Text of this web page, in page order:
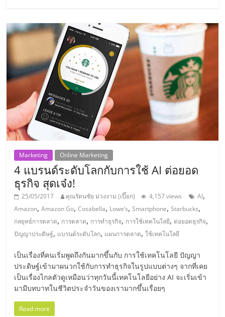
ไชส์,
ที่
ปรึกษา
แฟ
รน
ไชส์,
รวม
แฟ
รน
ไชส์
ขาย
Marketing Online Marketing
4 แบรนด์ระดับโลกกับการใช้ AI ต่อยอด
ธุรกิจ สุดเจ๋ง!
25/05/2017 คุณรัตนชัย ม่วงงาม (เปี๊ยก) 4,157 views AI,
Amazon,Amazon Go,Cosabella, Lowe’s,Smartphone,Starbucks,
กลยุทธ์การตลาด, การตลาด, การทำธุรกิจ, การใช้เทคโนโลยี, ต่อยอดธุรกิจ,
ปัญญาประดิษฐ์, แบรนด์ระดับโลก, แผนการตลาด,ใช้เทคโนโลยี
เป็นเรื่องที่คนเริ่มพูดถึงกันมากขึ้นกับ การใช้เทคโนโลยี ปัญญา
ประดิษฐ์เข้ามาผนวกใช้กับการทำธุรกิจในรูปแบบต่างๆ จากที่เคย
เป็นเรื่องไกลตัวดูเหมือนว่าทุกวันนี้เทคโนโลยีอย่าง AI จะเริ่มเข้า
มามีบทบาทในชีวิตประจำวันของเรามากขึ้นเรื่อยๆ
Read more